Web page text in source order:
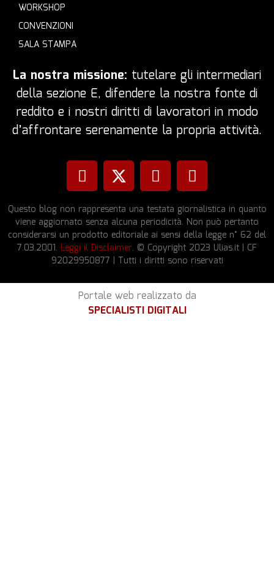
WORKSHOP
CONVENZIONI
SALA STAMPA
La nostra missione: tutelare gli intermediari
della sezione E, difendere la nostra fonte di
reddito e i nostri diritti di lavoratori in modo
d’affrontare serenamente la propria attività.
Questo blog non rappresenta una testata giornalistica in quanto
viene aggiornato senza alcuna periodicità. Non può pertanto
considerarsi un prodotto editoriale ai sensi della legge n° 62 del
7.03.2001. Leggi il Disclaimer. © Copyright 2023 Ulias.it | CF
92029950877 | Tutti i diritti sono riservati
Portale web realizzato da
SPECIALISTI DIGITALI